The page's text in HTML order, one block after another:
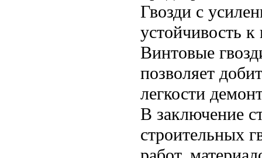
Гвозди с
устойчивость
Винтовые
позволяет
легкости
В заключение
строительных